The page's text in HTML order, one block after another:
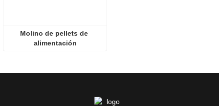
Molino de pellets de
alimentación